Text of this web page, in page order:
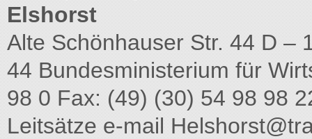
Elshorst
Alte Schönhauser Str. 44 D –
44 Bundesministerium für
98 0 Fax: (49) (30) 54 98 98
Leitsätze e-mail